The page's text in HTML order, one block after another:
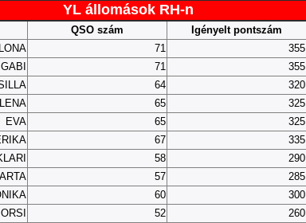
YL állomások RH-n
QSO szám Igényelt pontszám
ILONA 71 355
GABI 71 355
64 320
LENA 65 325
EVA 65 325
67 335
58 290
57 285
60 300
ORSI 52 260